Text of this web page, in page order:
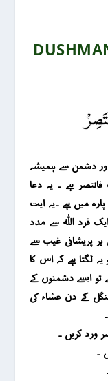
دشمن سے ہمیشہ
فانتصر ہے ۔ یہ دعا
سورہ قمر کی ایت 10 میں ہے اور سورہ قمر 27 پارہ میں ہے ۔یہ ایت
فرد اللہ سے مدد
ہر پریشانی غیب سے
یہ لگتا ہے کہ اس کا
تو ایسے دشمنوں کے
کے دن عشاء کی